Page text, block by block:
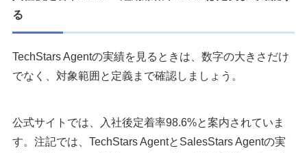
る
TechStars Agentの実績を見るときは、数字の大きさだけ
でなく、対象範囲と定義まで確認しましょう。
公式サイトでは、入社後定着率98.6%と案内されていま
す。注記では、TechStars AgentとSalesStars Agentの実